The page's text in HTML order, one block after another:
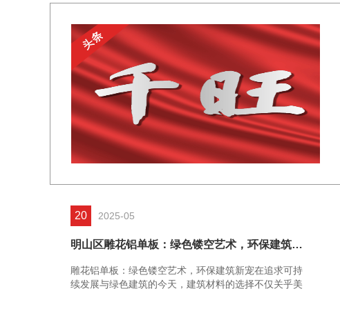
20 2025-05
明山区雕花铝单板：绿色镂空艺术，环保建筑新宠
雕花铝单板：绿色镂空艺术，环保建筑新宠在追求可持
续发展与绿色建筑的今天，建筑材料的选择不仅关乎美